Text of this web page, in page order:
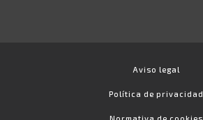
Aviso legal
Política de privacidad
Normativa de cookies